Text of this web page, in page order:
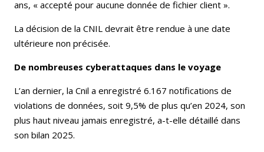
ans, « accepté pour aucune donnée de fichier client ».
La décision de la CNIL devrait être rendue à une date
ultérieure non précisée.
De nombreuses cyberattaques dans le voyage
L’an dernier, la Cnil a enregistré 6.167 notifications de
violations de données, soit 9,5% de plus qu’en 2024, son
plus haut niveau jamais enregistré, a-t-elle détaillé dans
son bilan 2025.